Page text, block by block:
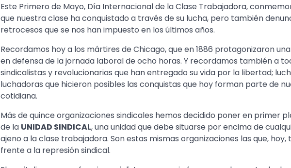
Este Primero de Mayo, Día Internacional de la Clase Trabajadora,
que nuestra clase ha conquistado a través de su lucha, pero también
retrocesos que se nos han impuesto en los últimos años.
Recordamos hoy a los mártires de Chicago, que en 1886 protagonizaron
en defensa de la jornada laboral de ocho horas. Y recordamos también a
sindicalistas y revolucionarias que han entregado su vida por la libertad;
luchadoras que hicieron posibles las conquistas que hoy forman parte de
cotidiana.
Más de quince organizaciones sindicales hemos decidido poner en primer
de la UNIDAD SINDICAL, una unidad que debe situarse por encima de
ajeno a la clase trabajadora. Son estas mismas organizaciones las que,
frente a la represión sindical.